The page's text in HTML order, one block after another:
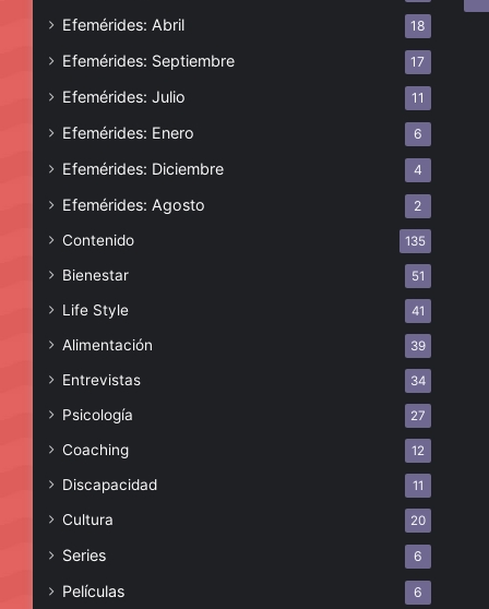
Efemérides: Abril 18
Efemérides: Septiembre 17
Efemérides: Julio 11
Efemérides: Enero 6
Efemérides: Diciembre 4
Efemérides: Agosto 2
Contenido 135
Bienestar 51
Life Style 41
Alimentación 39
Entrevistas 34
Psicología 27
Coaching 12
Discapacidad 11
Cultura 20
Series 6
Películas 6